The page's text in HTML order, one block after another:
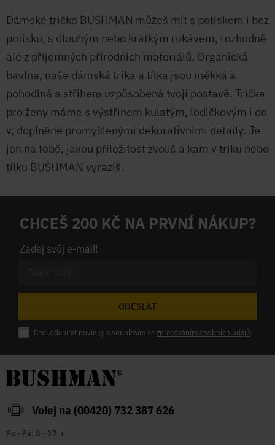
Dámské tričko BUSHMAN můžeš mít s potiskem i bez
potisku, s dlouhým nebo krátkým rukávem, rozhodně
ale z příjemných přírodních materiálů. Organická
bavlna, naše dámská trika a tílka jsou měkká a
pohodlná a střihem uzpůsobená tvojí postavě. Trička
pro ženy máme s výstřihem kulatým, lodičkovým i do
v, doplněné promyšlenými dekorativními detaily. Je
jen na tobě, jakou příležitost zvolíš a kam v triku nebo
tílku BUSHMAN vyrazíš.
CHCEŠ 200 KČ NA PRVNÍ NÁKUP?
Zadej svůj e-mail!
ODESLAT
Chci odebírat novinky a souhlasím sezpracováním osobních údajů.
Volej na (00420) 732 387 626
Po - Pá: 8 - 17 h